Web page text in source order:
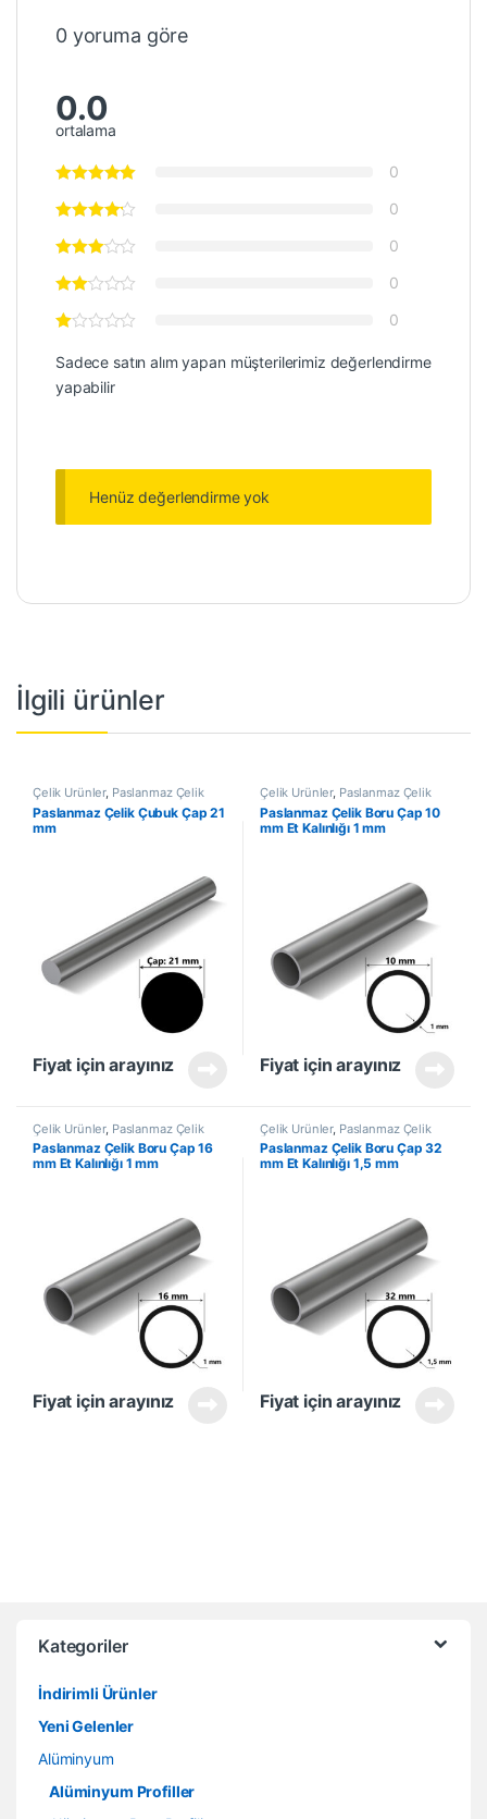
0 yoruma göre
0.0
ortalama
0
0
0
0
0
Sadece satın alım yapan müşterilerimiz değerlendirme
yapabilir
Henüz değerlendirme yok
İlgili ürünler
Çelik Ürünler, Paslanmaz Çelik
Çubuk
Paslanmaz Çelik Çubuk Çap 21
mm
Fiyat için arayınız
Çelik Ürünler, Paslanmaz Çelik
Boru
Paslanmaz Çelik Boru Çap 10
mm Et Kalınlığı 1 mm
Fiyat için arayınız
Çelik Ürünler, Paslanmaz Çelik
Boru
Paslanmaz Çelik Boru Çap 16
mm Et Kalınlığı 1 mm
Fiyat için arayınız
Çelik Ürünler, Paslanmaz Çelik
Boru
Paslanmaz Çelik Boru Çap 32
mm Et Kalınlığı 1,5 mm
Fiyat için arayınız
Kategoriler
İndirimli Ürünler
Yeni Gelenler
Alüminyum
Alüminyum Profiller